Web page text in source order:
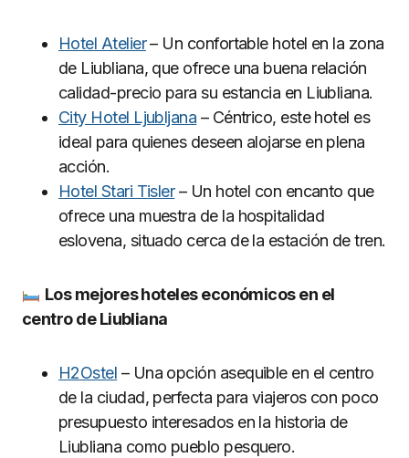
Hotel Atelier– Un confortable hotel en la zona
de Liubliana, que ofrece una buena relación
calidad-precio para su estancia en Liubliana.
City Hotel Ljubljana – Céntrico, este hotel es
ideal para quienes deseen alojarse en plena
acción.
Hotel Stari Tisler– Un hotel con encanto que
ofrece una muestra de la hospitalidad
eslovena, situado cerca de la estación de tren.
Los mejores hoteles económicos en el
centro de Liubliana
H2Ostel – Una opción asequible en el centro
de la ciudad, perfecta para viajeros con poco
presupuesto interesados en la historia de
Liubliana como pueblo pesquero.